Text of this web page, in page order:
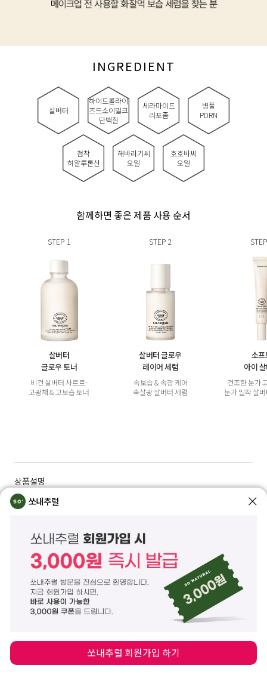
INGREDIENT
살버터
하이드롤라이
즈드소이밀크
단백질
세라마이드
리포좀
병풀
PDRN
점착
히알루론산
해바라기씨
오일
호호바씨
오일
함께하면 좋은 제품 사용 순서
STEP 1
살버터
글로우 토너
비건 살버터 사르르-
고광채 & 고보습 토너
STEP 2
살버터 글로우
레이어 세럼
속보습 & 속광 케어
속살광 살버터 세럼
STEP
소프
아이
건조한 눈가
눈가 밀착 살
상품설명
속부터 차오르는 투명 윤광을 완성해 주는 보습 & 광채 살버터 드롭 세럼입니다.
건조하고 푸석한 피부에 촉촉한 보습을 채워주어 피부 본연의 윤기를 끌어올리
는 데 도움을 줍니다.
사라수씨버터와 굴절률이 높은 오일을 함유해 끈적임 없이 매끄럽게 빛나는 광
소이밀크 단백질과 리포좀 세라마이드가 함유되어 탄탄한 피부로 관리하는 데
도움을 줍니다.
겉돌지 않고 부드럽게 퍼지는 밀키 텍스처가 속보습을 촘촘하게 채워주며 피부
미백, 주름개선 2중 기능성으로 맑고 매끈한 피부 및 탄력 있는 건강한 피부로 집
비건 인증 제품으로 동물성 성분, 동물실험이 배제된 제품입니다.
쏘내추럴
쏘내추럴 회원가입 하기